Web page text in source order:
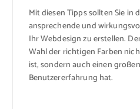
Mit diesen Tipps sollten Sie in
ansprechende und
Ihr Webdesign zu erstellen.
Wahl der richtigen Farben
ist, sondern auch einen
Benutzererfahrung hat.